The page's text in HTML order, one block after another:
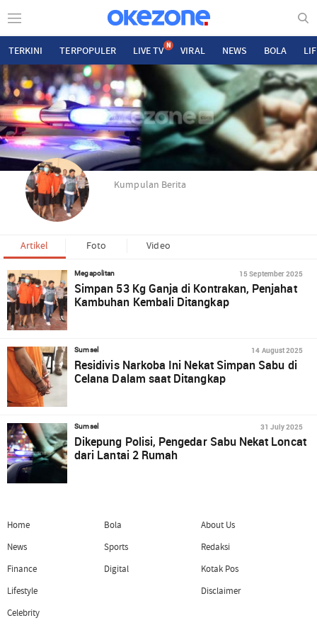
TERKINI TERPOPULER LIVE TV N VIRAL NEWS BOLA
Kumpulan Berita
Artikel Foto Video
Megapolitan 15 September 2025
Simpan 53 Kg Ganja di Kontrakan, Penjahat
Kambuhan Kembali Ditangkap
Sumsel 14 August 2025
Residivis Narkoba Ini Nekat Simpan Sabu di
Celana Dalam saat Ditangkap
Sumsel 31 July 2025
Dikepung Polisi, Pengedar Sabu Nekat Loncat
dari Lantai 2 Rumah
Home
News
Finance
Lifestyle
Celebrity
Bola
Sports
Digital
About Us
Redaksi
Kotak Pos
Disclaimer